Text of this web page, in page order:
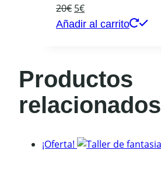
20€ El
precio
5€El
precio
Añadir al carrito
Productos
relacionados
¡Oferta!